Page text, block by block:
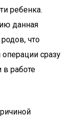
ребенка.
данная
что
сразу
работе